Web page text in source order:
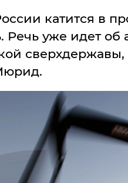
катится в
Речь уже идет об